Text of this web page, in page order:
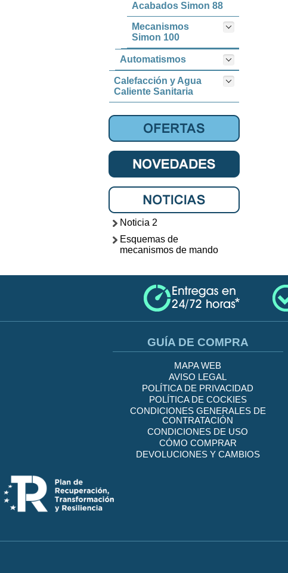
Acabados Simon 88
Mecanismos
Simon 100
Automatismos
Calefacción y Agua
Caliente Sanitaria
Noticia 2
Esquemas de
mecanismos de mando
GUÍA DE COMPRA
MAPA WEB
AVISO LEGAL
POLÍTICA DE PRIVACIDAD
POLÍTICA DE COCKIES
CONDICIONES GENERALES DE
CONTRATACIÓN
CONDICIONES DE USO
CÓMO COMPRAR
DEVOLUCIONES Y CAMBIOS